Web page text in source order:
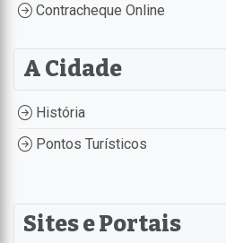
Contracheque Online
A Cidade
História
Pontos Turísticos
Sites e Portais